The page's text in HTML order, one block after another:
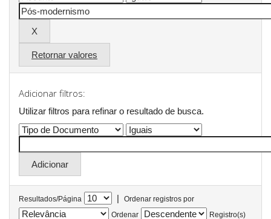
Retornar valores
Adicionar filtros:
Utilizar filtros para refinar o resultado de busca.
Resultados/Página |
Ordenar registros por
Ordenar
Registro(s)